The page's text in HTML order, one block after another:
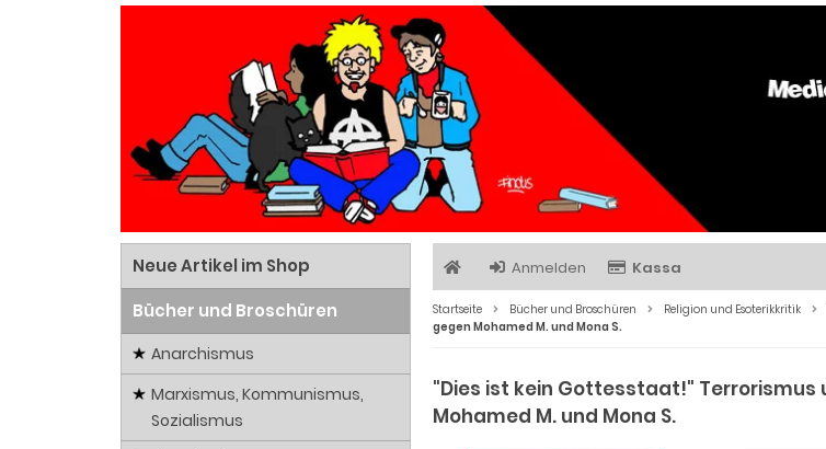
Anmelden Kassa
Startseite Bücher und Broschüren Religion und Esoterikkritik
gegen Mohamed M. und Mona S.
"Dies ist kein Gottesstaat!" Terrorismus
Mohamed M. und Mona S.
Neue Artikel im Shop
Bücher und Broschüren
Anarchismus
Marxismus, Kommunismus,
Sozialismus